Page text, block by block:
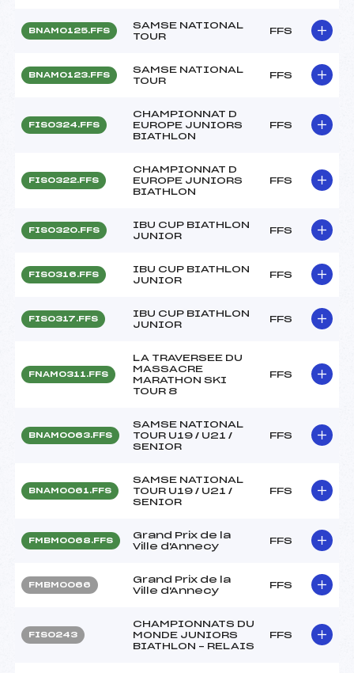
BNAM0125.FFS
SAMSE NATIONAL
TOUR
FFS
BNAM0123.FFS
SAMSE NATIONAL
TOUR
FFS
FIS0324.FFS
CHAMPIONNAT D
EUROPE JUNIORS
BIATHLON
FFS
FIS0322.FFS
CHAMPIONNAT D
EUROPE JUNIORS
BIATHLON
FFS
FIS0320.FFS
IBU CUP BIATHLON
JUNIOR
FFS
FIS0316.FFS
IBU CUP BIATHLON
JUNIOR
FFS
FIS0317.FFS
IBU CUP BIATHLON
JUNIOR
FFS
FNAM0311.FFS
LA TRAVERSEE DU
MASSACRE
MARATHON SKI
TOUR 8
FFS
BNAM0063.FFS
SAMSE NATIONAL
TOUR U19 / U21 /
SENIOR
FFS
BNAM0061.FFS
SAMSE NATIONAL
TOUR U19 / U21 /
SENIOR
FFS
FMBM0068.FFS
Grand Prix de la
Ville d'Annecy
FFS
FMBM0066
Grand Prix de la
Ville d'Annecy
FFS
FIS0243
CHAMPIONNATS DU
MONDE JUNIORS
BIATHLON – RELAIS
FFS